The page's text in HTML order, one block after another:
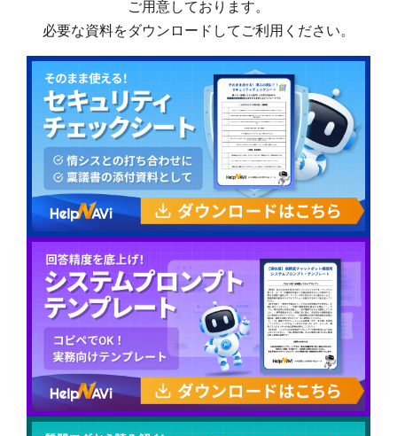
ご用意しております。
必要な資料をダウンロードしてご利用ください。